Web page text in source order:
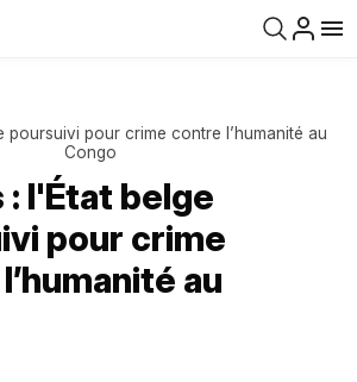
poursuivi pour crime contre l’humanité au
Congo
: l'État belge
pour crime
au